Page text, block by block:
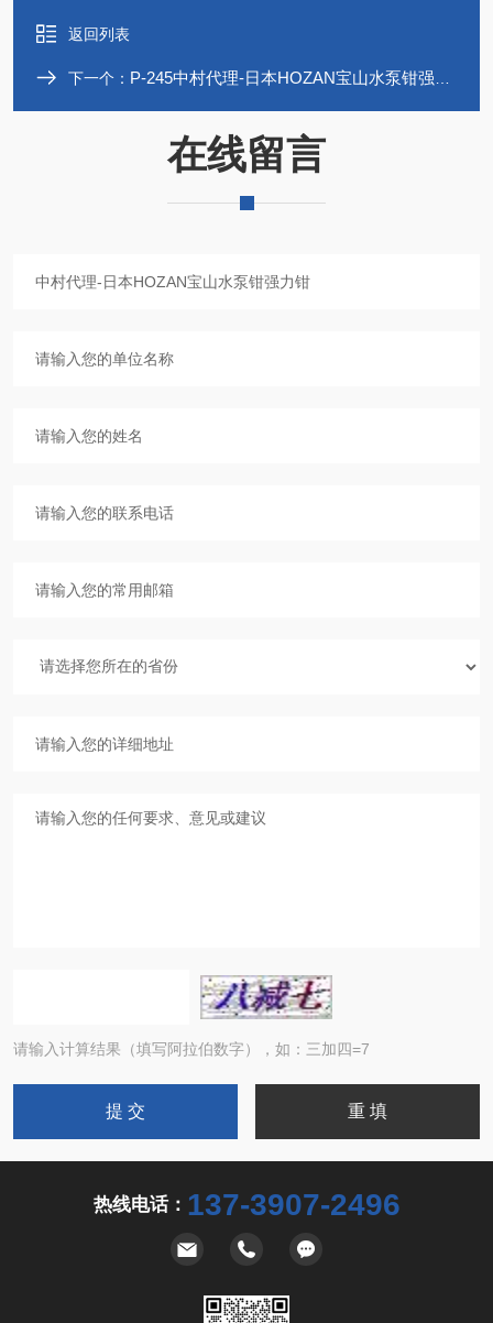
返回列表
下一个： P-245中村代理-日本HOZAN宝山水泵钳强力钳
在线留言
请输入计算结果（填写阿拉伯数字），如：三加四=7
热线电话： 137-3907-2496